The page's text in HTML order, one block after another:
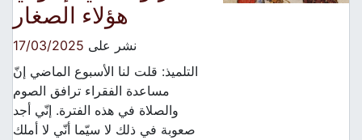
هؤلاء الصغار
نشر على17/03/2025
التلميذ: قلت لنا الأسبوع الماضي إنّ
مساعدة الفقراء ترافق الصوم
والصلاة في هذه الفترة. إنّي أجد
صعوبة في ذلك لا سيّما أنّي لا أملك